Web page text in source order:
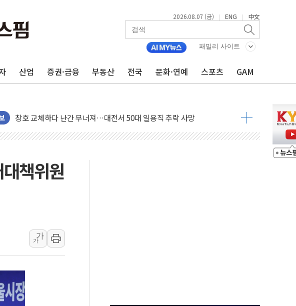
2026.08.07 (금) | ENG | 中文
패밀리 사이트
산업 증권·금융 부동산 전국 문화·연예 스포츠 GAM
"최대 2시간 앞서 침수 예측"…건설연, AI 위험기상 기술 개발
창호 교체하다 난간 무너져…대전서 50대 일용직 추락 사망
장동혁 "규제와 대출 풀고 재개발·재건축 촉진하는 것이 부동산 정상화"
AI에 승부 건 네이버…내년 AI 팩토리 매출 본격화
日, 4~6월 105조원 환시 개입...4월 말 '56조원' 사상 최대
[속보] '해병 순직 책임' 임성근 전 사단장 항소심도 징역 3년 선고
부동산정책 정상화 특별위원회 전체회의서 발언하는 장동혁 대표
"취약계층에 더 가혹한 여름"…구윤철, 쪽방촌 폭염 대응상황 점검
전국 그늘막 4만개 육박 7년 새 7배 늘었다...폭염 대책비는 8.6배 증가
책위원
가
가